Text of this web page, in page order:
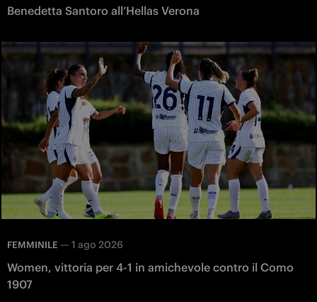
Benedetta Santoro all’Hellas Verona
FEMMINILE — 1 ago 2026
Women, vittoria per 4-1 in amichevole contro il Como
1907